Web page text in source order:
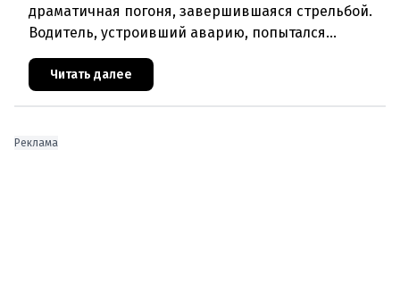
драматичная погоня, завершившаяся стрельбой.
Водитель, устроивший аварию, попытался
скрыться от полиции, спровоцировав несколько
новых столкновений.Что слу
Читать далее
Реклама